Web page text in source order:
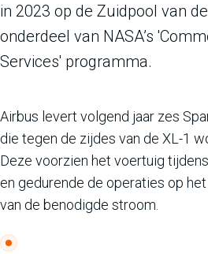
in 2023 op de Zuidpool van
onderdeel van NASA’s
Services' programma.
Airbus levert volgend jaar zes
die tegen de zijdes van de XL-1
Deze voorzien het voertuig
en gedurende de operaties op
van de benodigde stroom.